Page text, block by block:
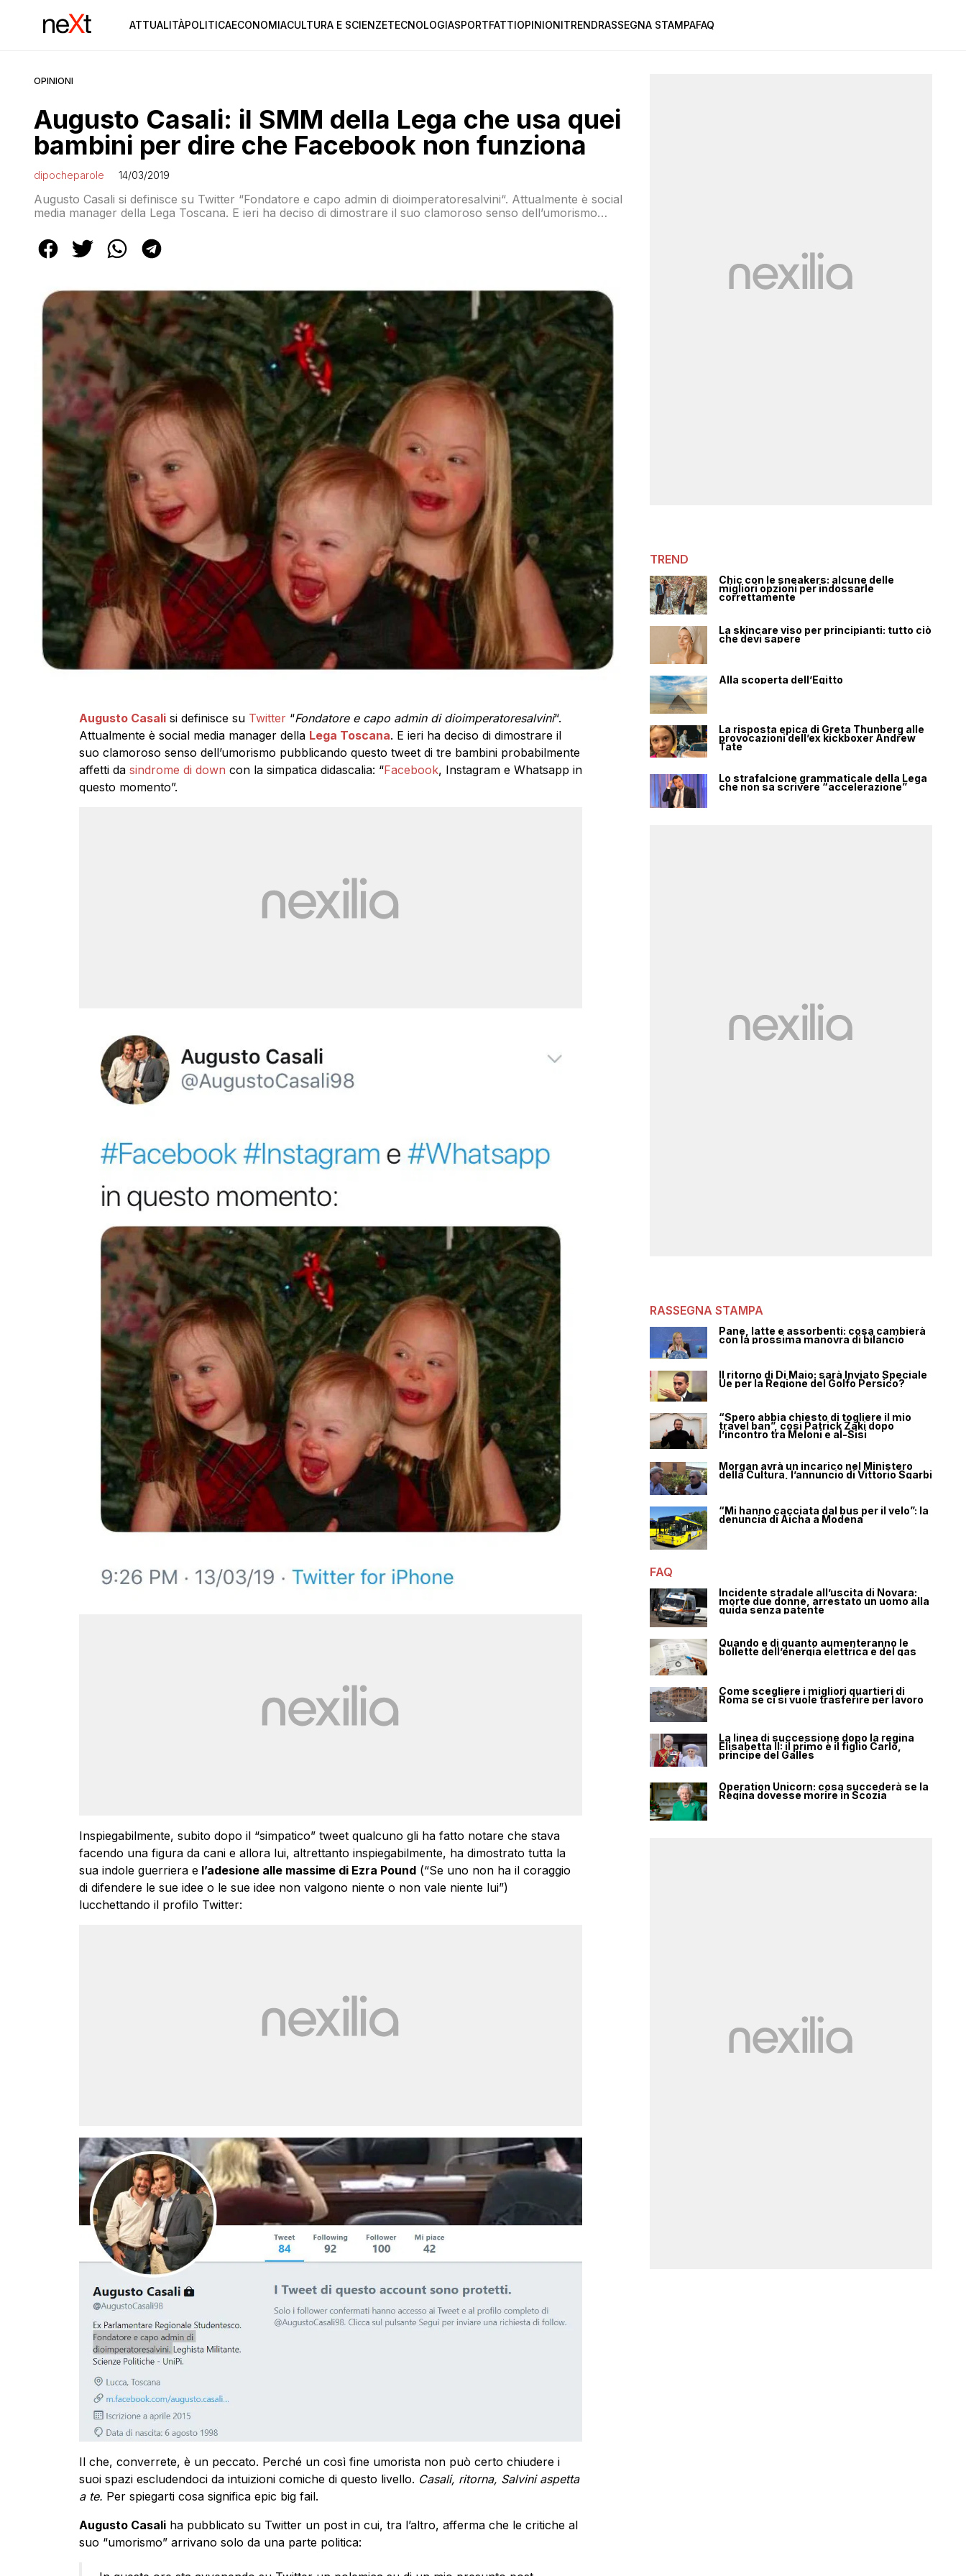
ATTUALITÀPOLITICAECONOMIACULTURA E SCIENZETECNOLOGIASPORTFATTIOPINIONITRENDRASSEGNA STAMPAFAQ
OPINIONI
Augusto Casali: il SMM della Lega che usa quei
bambini per dire che Facebook non funziona
dipocheparole 14/03/2019
Augusto Casali si definisce su Twitter “Fondatore e capo admin di dioimperatoresalvini“. Attualmente è social
media manager della Lega Toscana. E ieri ha deciso di dimostrare il suo clamoroso senso dell’umorismo
didascalia: “Facebook, Instagram e Whatsapp in questo momento”. Inspiegabilmente, […]
Augusto Casalisi definisce su Twitter“Fondatore e capo admin di dioimperatoresalvini“.
Attualmente è social media manager della Lega Toscana. E ieri ha deciso di dimostrare il
suo clamoroso senso dell’umorismo pubblicando questo tweet di tre bambini probabilmente
affetti da sindrome di down con la simpatica didascalia: “Facebook, Instagram e Whatsapp in
questo momento”.
Inspiegabilmente, subito dopo il “simpatico” tweet qualcuno gli ha fatto notare che stava
facendo una figura da cani e allora lui, altrettanto inspiegabilmente, ha dimostrato tutta la
sua indole guerriera el’adesione alle massime di Ezra Pound(“Se uno non ha il coraggio
di difendere le sue idee o le sue idee non valgono niente o non vale niente lui”)
lucchettando il profilo Twitter:
Il che, converrete, è un peccato. Perché un così fine umorista non può certo chiudere i
suoi spazi escludendoci da intuizioni comiche di questo livello. Casali, ritorna, Salvini aspetta
a te. Per spiegarti cosa significa epic big fail.
Augusto Casaliha pubblicato su Twitter un post in cui, tra l’altro, afferma che le critiche al
suo “umorismo” arrivano solo da una parte politica:
TREND
Chic con le sneakers: alcune delle
migliori opzioni per indossarle
correttamente
La skincare viso per principianti: tutto ciò
che devi sapere
Alla scoperta dell’Egitto
La risposta epica di Greta Thunberg alle
provocazioni dell’ex kickboxer Andrew
Tate
Lo strafalcione grammaticale della Lega
che non sa scrivere “accelerazione”
RASSEGNA STAMPA
Pane, latte e assorbenti: cosa cambierà
con la prossima manovra di bilancio
Il ritorno di Di Maio: sarà Inviato Speciale
Ue per la Regione del Golfo Persico?
“Spero abbia chiesto di togliere il mio
travel ban”, così Patrick Zaki dopo
l’incontro tra Meloni e al-Sisi
Morgan avrà un incarico nel Ministero
della Cultura, l’annuncio di Vittorio Sgarbi
“Mi hanno cacciata dal bus per il velo”: la
denuncia di Aicha a Modena
FAQ
Incidente stradale all’uscita di Novara:
morte due donne, arrestato un uomo alla
guida senza patente
Quando e di quanto aumenteranno le
bollette dell’energia elettrica e del gas
Come scegliere i migliori quartieri di
Roma se ci si vuole trasferire per lavoro
La linea di successione dopo la regina
Elisabetta II: il primo è il figlio Carlo,
principe del Galles
Operation Unicorn: cosa succederà se la
Regina dovesse morire in Scozia